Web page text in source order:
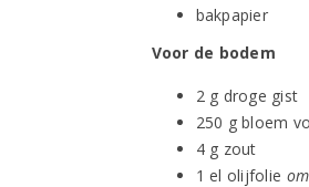
bakpapier
Voor de bodem
2 g droge gist
250 g bloem
4 g zout
1 el olijfolie